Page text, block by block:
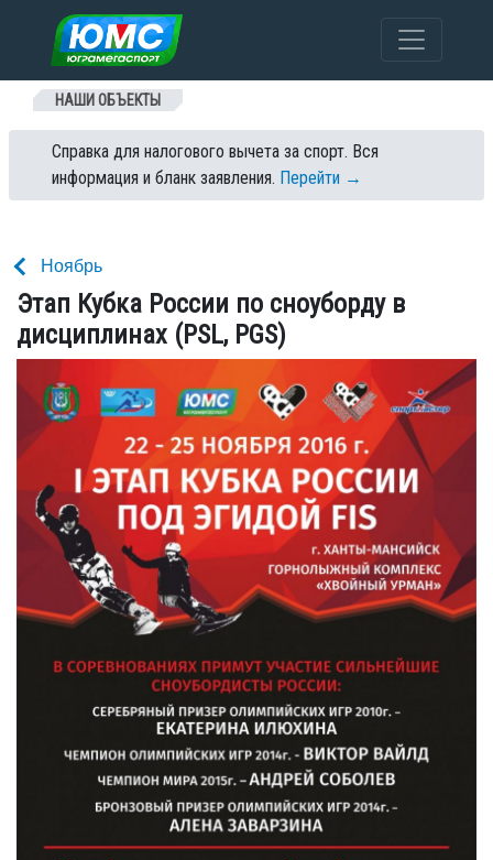
Перейти к содержанию
НАШИ ОБЪЕКТЫ
Справка для налогового вычета за спорт. Вся
информация и бланк заявления. Перейти →
Ноябрь
Этап Кубка России по сноуборду в
дисциплинах (PSL, PGS)